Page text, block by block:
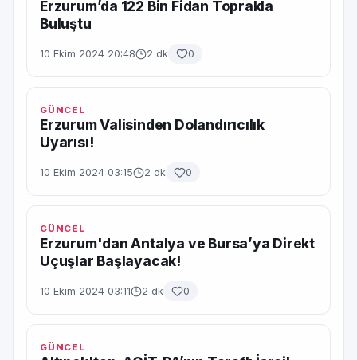
Erzurum’da 122 Bin Fidan Toprakla
Buluştu
10 Ekim 2024 20:48 2 dk 0
GÜNCEL
Erzurum Valisinden Dolandırıcılık
Uyarısı!
10 Ekim 2024 03:15 2 dk 0
GÜNCEL
Erzurum'dan Antalya ve Bursa’ya Direkt
Uçuşlar Başlayacak!
10 Ekim 2024 03:11 2 dk 0
GÜNCEL